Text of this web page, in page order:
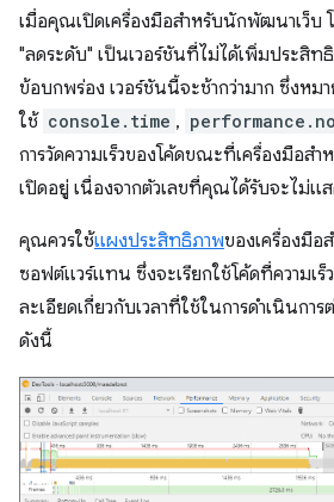
เมื่อคุณเปิดเครื่องมือสำหรับนักพัฒนาเว็บ
"ลดระดับ" เป็นเวอร์ชันที่ไม่ได้เพิ่มประสิท
ข้อบกพร่อง เวอร์ชันนี้จะช้ากว่ามาก ซึ่งหม
ใช้ console.time ,
การวัดความเร็วของโค้ดขณะที่เครื่องมือ
เปิดอยู่ เนื่องจากตัวเลขที่คุณได้รับจะไม่แ
คุณควรใช้แผงประสิทธิภาพของเครื่องมื
ซอฟต์แวร์แทน ซึ่งจะเรียกใช้โค้ดที่ความเร็
ละเอียดเกี่ยวกับเวลาที่ใช้ในการดำเนินกา
ดังนี้